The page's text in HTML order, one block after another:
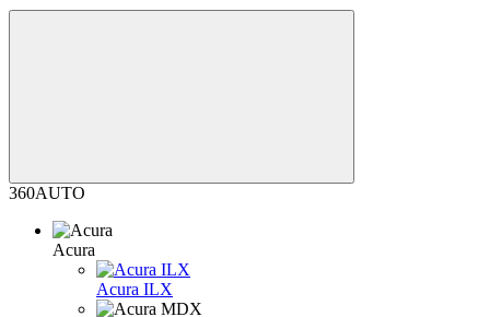
360AUTO
Acura
Acura ILX